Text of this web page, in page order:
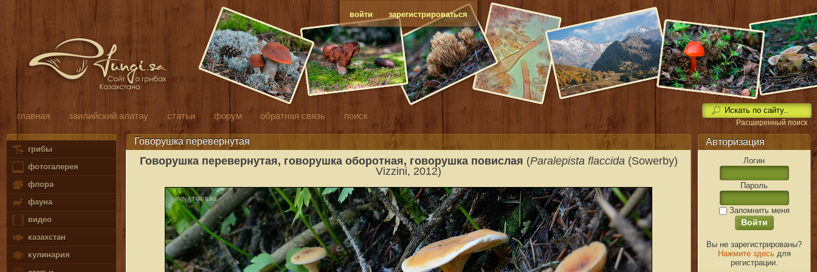
войти зарегистрироваться
главная заилийский алатау статьи форум обратная связь поиск
Расширенный поиск
грибы
фотогалерея
флора
фауна
видео
казахстан
кулинария
Авторизация
Логин
Пароль
Запомнить меня
Вы не зарегистрированы?
Нажмите здесьдля
регистрации.
Говорушка перевернутая
Говорушка перевернутая, говорушка оборотная, говорушка повислая (Paralepista flaccida (Sowerby)
Vizzini, 2012)